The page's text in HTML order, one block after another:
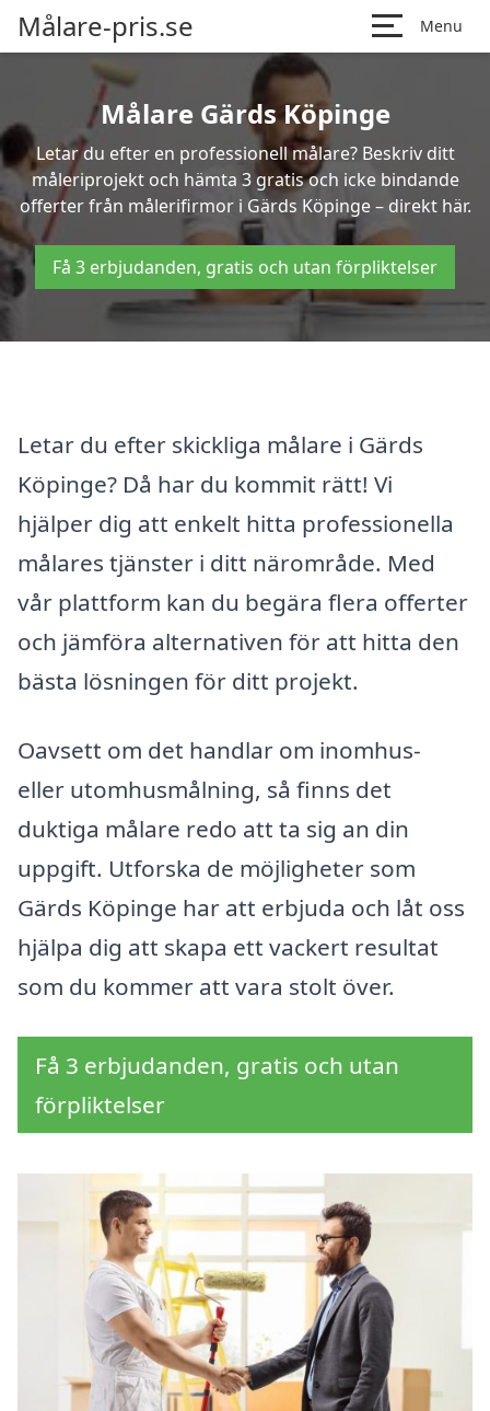
Målare-pris.se Menu
Målare Gärds Köpinge
Letar du efter en professionell målare? Beskriv ditt
måleriprojekt och hämta 3 gratis och icke bindande
offerter från målerifirmor i Gärds Köpinge – direkt här.
Få 3 erbjudanden, gratis och utan förpliktelser
Letar du efter skickliga målare i Gärds
Köpinge? Då har du kommit rätt! Vi
hjälper dig att enkelt hitta professionella
målares tjänster i ditt närområde. Med
vår plattform kan du begära flera offerter
och jämföra alternativen för att hitta den
bästa lösningen för ditt projekt.
Oavsett om det handlar om inomhus-
eller utomhusmålning, så finns det
duktiga målare redo att ta sig an din
uppgift. Utforska de möjligheter som
Gärds Köpinge har att erbjuda och låt oss
hjälpa dig att skapa ett vackert resultat
som du kommer att vara stolt över.
Få 3 erbjudanden, gratis och utan
förpliktelser